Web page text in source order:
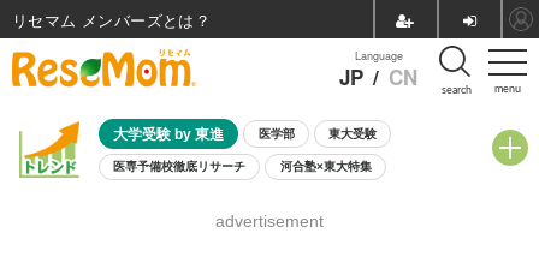
menu
Language
JP / CN search
大学受験 by 東進 医学部 東大受験
医専予備校徹底リサーチ 河合塾×東大特集
8月開催学校説明会・相談会
advertisement
リセマム メンバーズ